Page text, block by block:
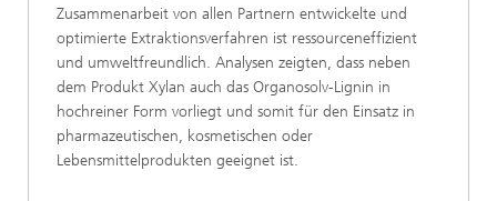
Zusammenarbeit von allen Partnern entwickelte und
optimierte Extraktionsverfahren ist ressourceneffizient
und umweltfreundlich. Analysen zeigten, dass neben
dem Produkt Xylan auch das Organosolv-Lignin in
hochreiner Form vorliegt und somit für den Einsatz in
pharmazeutischen, kosmetischen oder
Lebensmittelprodukten geeignet ist.